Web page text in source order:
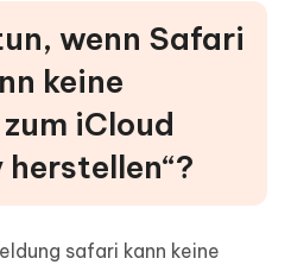
wenn Safari
keine
iCloud
safari kann keine